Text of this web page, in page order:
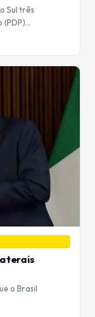
Sul três
(PDP)…
o Brasil